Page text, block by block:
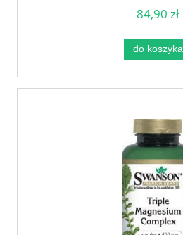
84,90 zł
do koszyka